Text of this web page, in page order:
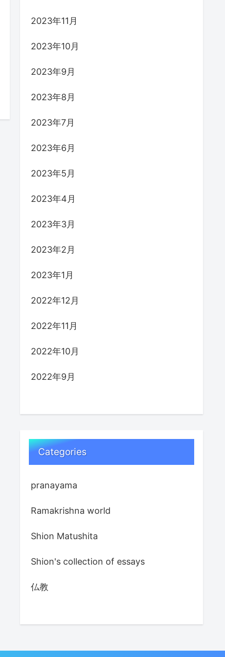
2023年11月
2023年10月
2023年9月
2023年8月
2023年7月
2023年6月
2023年5月
2023年4月
2023年3月
2023年2月
2023年1月
2022年12月
2022年11月
2022年10月
2022年9月
Categories
pranayama
Ramakrishna world
Shion Matushita
Shion's collection of essays
仏教